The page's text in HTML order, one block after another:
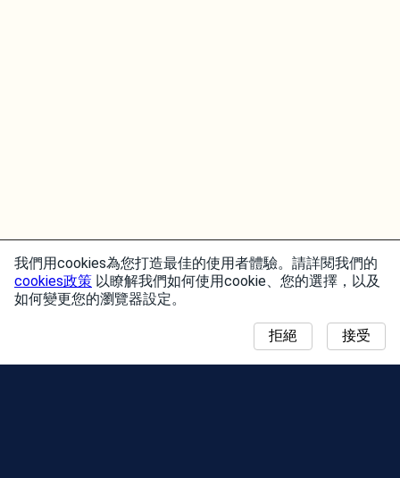
我們用cookies為您打造最佳的使用者體驗。請詳閱我們的
cookies政策 以瞭解我們如何使用cookie、您的選擇，以及
如何變更您的瀏覽器設定。
接受
拒絕